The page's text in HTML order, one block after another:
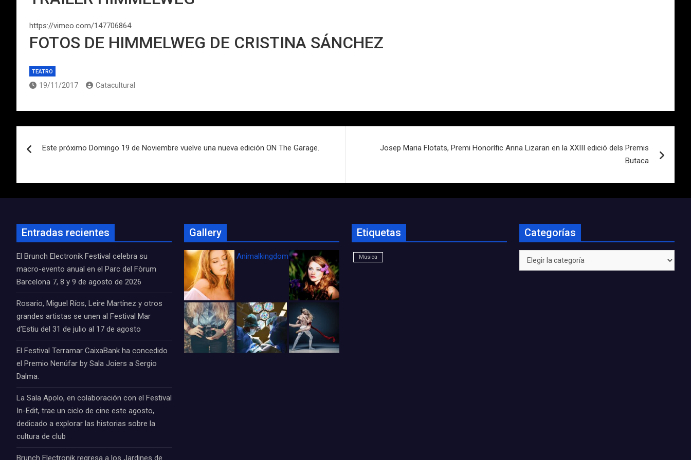
https://vimeo.com/147706864
FOTOS DE HIMMELWEG DE CRISTINA SÁNCHEZ
TEATRO
19/11/2017 Catacultural
de
entradas
Este próximo Domingo 19 de Noviembre vuelve una nueva edición ON The Garage.
Josep Maria Flotats, Premi Honorífic Anna Lizaran en la XXIII edició dels Premis
Butaca
Entradas recientes
El Brunch Electronik Festival celebra su
macro-evento anual en el Parc del Fòrum
Barcelona 7, 8 y 9 de agosto de 2026
Rosario, Miguel Ríos, Leire Martínez y otros
grandes artistas se unen al Festival Mar
d’Estiu del 31 de julio al 17 de agosto
El Festival Terramar CaixaBank ha concedido
el Premio Nenúfar by Sala Joiers a Sergio
Dalma.
La Sala Apolo, en colaboración con el Festival
In-Edit, trae un ciclo de cine este agosto,
dedicado a explorar las historias sobre la
cultura de club
Brunch Electronik regresa a los Jardines de
Gallery
Animalkingdom_FichaCine
Etiquetas
Música
Categorías
Categorías